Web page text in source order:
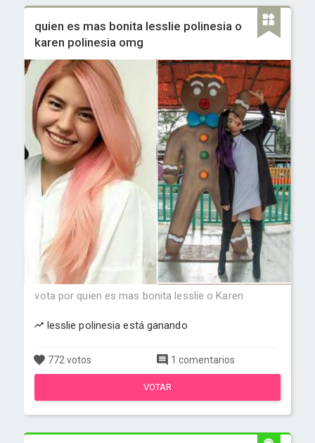
quien es mas bonita lesslie polinesia o
karen polinesia omg
vota por quien es mas bonita lesslie o Karen
lesslie polinesia está ganando
772 votos 1 comentarios
VOTAR